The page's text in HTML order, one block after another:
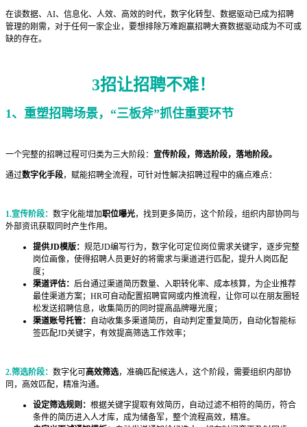
在谈数据、AI、信息化、人效、高效的时代，数字化转型、数据驱动已成为招聘
管理的刚需，对于任何一家企业，要想排除万难跑赢招聘大赛数据驱动成为不可或
缺的存在。
3招让招聘不难！
1、 重塑招聘场景，“三板斧”抓住重要环节
一个完整的招聘过程可归类为三大阶段： 宣传阶段，筛选阶段，落地阶段。
通过数字化手段，赋能招聘全流程，可针对性解决招聘过程中的痛点难点：
1.宣传阶段： 数字化能增加职位曝光，找到更多简历，这个阶段，组织内部协同与
外部资讯获取同时产生作用。
提供JD模版： 规范JD编写行为，数字化可定位岗位需求关键字，逐步完整
岗位画像，使得招聘人员更好的将需求与渠道进行匹配，提升人岗匹配
度；
渠道评估： 后台通过渠道简历数量、入职转化率、成本核算，为企业推荐
最佳渠道方案；HR可自动配置招聘官网或内推流程，让你可以在朋友圈轻
松发送招聘信息，收集简历的同时提高品牌曝光度；
渠道账号托管：
自动收集多渠道简历，自动判定重复简历，自动化智能标
签匹配JD关键字，有效提高筛选工作效率；
2.筛选阶段： 数字化可 高效筛选，准确匹配候选人，这个阶段，需要组织内部协
同，高效匹配，精准沟通。
设定筛选规则： 根据关键字提取有效简历，自动过滤不相符的简历，符合
条件的简历进入人才库，成为储备军，整个流程高效，精准。